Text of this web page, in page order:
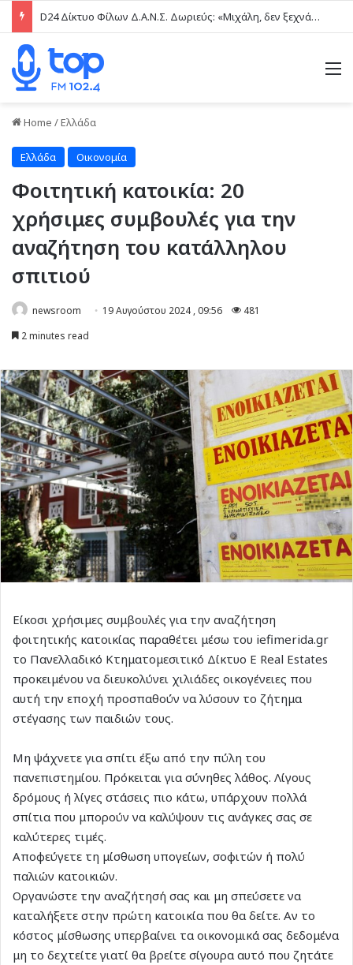
D24 Δίκτυο Φίλων Δ.Α.Ν.Σ. Δωριεύς: «Μιχάλη, δεν ξεχνάμε – Η βία δεν είναι μαγκιά»
Home /Ελλάδα
Ελλάδα Οικονομία
Φοιτητική κατοικία: 20
χρήσιμες συμβουλές για την
αναζήτηση του κατάλληλου
σπιτιού
newsroom 19 Αυγούστου 2024 , 09:56
481
2 minutes read
Είκοσι χρήσιμες συμβουλές για την αναζήτηση
φοιτητικής κατοικίας παραθέτει μέσω του iefimerida.gr
το Πανελλαδικό Κτηματομεσιτικό Δίκτυο E Real Estates
προκειμένου να διευκολύνει χιλιάδες οικογένειες που
αυτή την εποχή προσπαθούν να λύσουν το ζήτημα
στέγασης των παιδιών τους.
Μη ψάχνετε για σπίτι έξω από την πύλη του
πανεπιστημίου. Πρόκειται για σύνηθες λάθος. Λίγους
δρόμους ή λίγες στάσεις πιο κάτω, υπάρχουν πολλά
σπίτια που μπορούν να καλύψουν τις ανάγκες σας σε
καλύτερες τιμές.
Αποφεύγετε τη μίσθωση υπογείων, σοφιτών ή πολύ
παλιών κατοικιών.
Οργανώστε την αναζήτησή σας και μη σπεύσετε να
καταλήξετε στην πρώτη κατοικία που θα δείτε. Αν το
κόστος μίσθωσης υπερβαίνει τα οικονομικά σας δεδομένα
μη το δεχτείτε γιατί θα βρείτε σίγουρα αυτό που ζητάτε